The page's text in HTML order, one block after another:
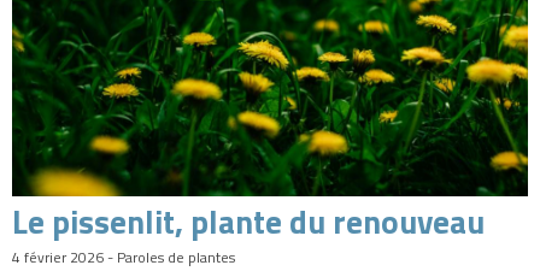
Le pissenlit, plante du renouveau
4 février 2026 - Paroles de plantes